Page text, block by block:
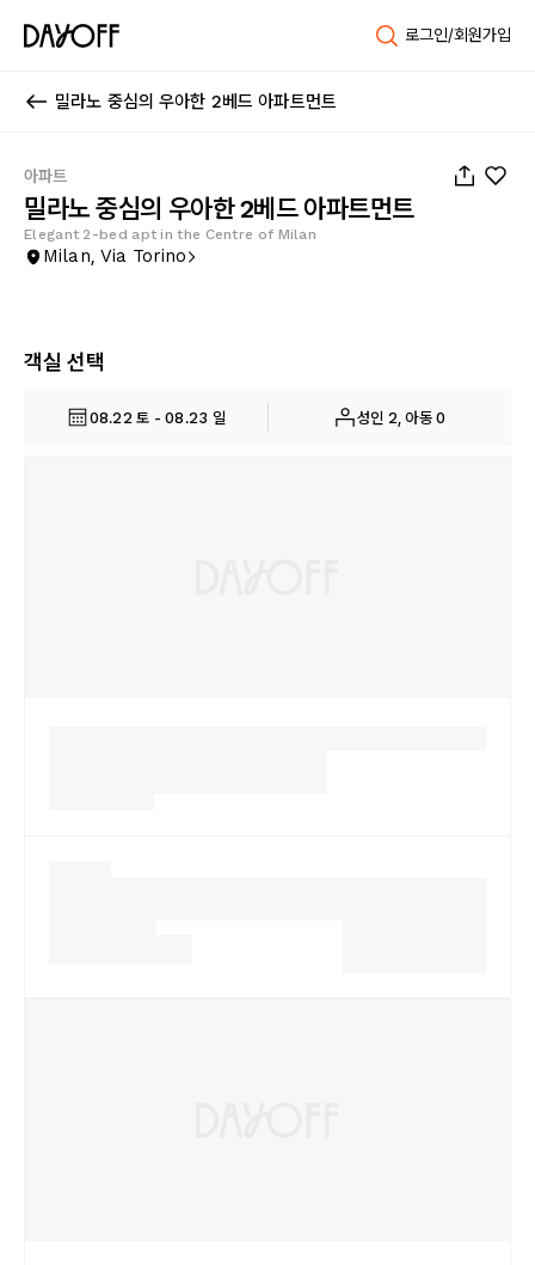
로그인/회원가입
밀라노 중심의 우아한 2베드 아파트먼트
아파트
밀라노 중심의 우아한 2베드 아파트먼트
Elegant 2-bed apt in the Centre of Milan
Milan, Via Torino
객실 선택
08.22 토 - 08.23 일 성인 2, 아동 0